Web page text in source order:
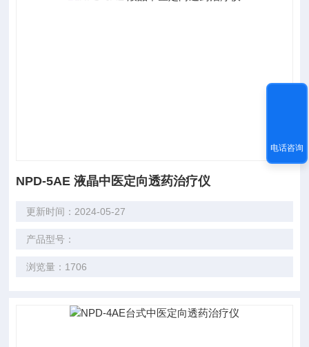
NPD-5AE 液晶中医定向透药治疗仪
更新时间：2024-05-27
产品型号：
浏览量：1706
电话咨询